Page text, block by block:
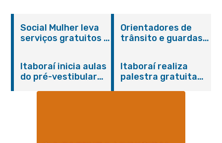
Social Mulher leva
serviços gratuitos à
sexta-feira (07/08)
Orientadores de
trânsito e guardas
primeiros socorros
em Itaboraí
Itaboraí inicia aulas
do pré-vestibular
Itaboraí realiza
palestra gratuita